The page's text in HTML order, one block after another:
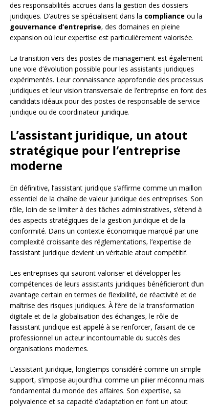
des responsabilités accrues dans la gestion des dossiers
juridiques. D’autres se spécialisent dans la compliance ou la
gouvernance d’entreprise, des domaines en pleine
expansion où leur expertise est particulièrement valorisée.
La transition vers des postes de management est également
une voie d’évolution possible pour les assistants juridiques
expérimentés. Leur connaissance approfondie des processus
juridiques et leur vision transversale de l’entreprise en font des
candidats idéaux pour des postes de responsable de service
juridique ou de coordinateur juridique.
L’assistant juridique, un atout
stratégique pour l’entreprise
moderne
En définitive, l’assistant juridique s’affirme comme un maillon
essentiel de la chaîne de valeur juridique des entreprises. Son
rôle, loin de se limiter à des tâches administratives, s’étend à
des aspects stratégiques de la gestion juridique et de la
conformité. Dans un contexte économique marqué par une
complexité croissante des réglementations, l’expertise de
l’assistant juridique devient un véritable atout compétitif.
Les entreprises qui sauront valoriser et développer les
compétences de leurs assistants juridiques bénéficieront d’un
avantage certain en termes de flexibilité, de réactivité et de
maîtrise des risques juridiques. À l’ère de la transformation
digitale et de la globalisation des échanges, le rôle de
l’assistant juridique est appelé à se renforcer, faisant de ce
professionnel un acteur incontournable du succès des
organisations modernes.
L’assistant juridique, longtemps considéré comme un simple
support, s’impose aujourd’hui comme un pilier méconnu mais
fondamental du monde des affaires. Son expertise, sa
polyvalence et sa capacité d’adaptation en font un atout